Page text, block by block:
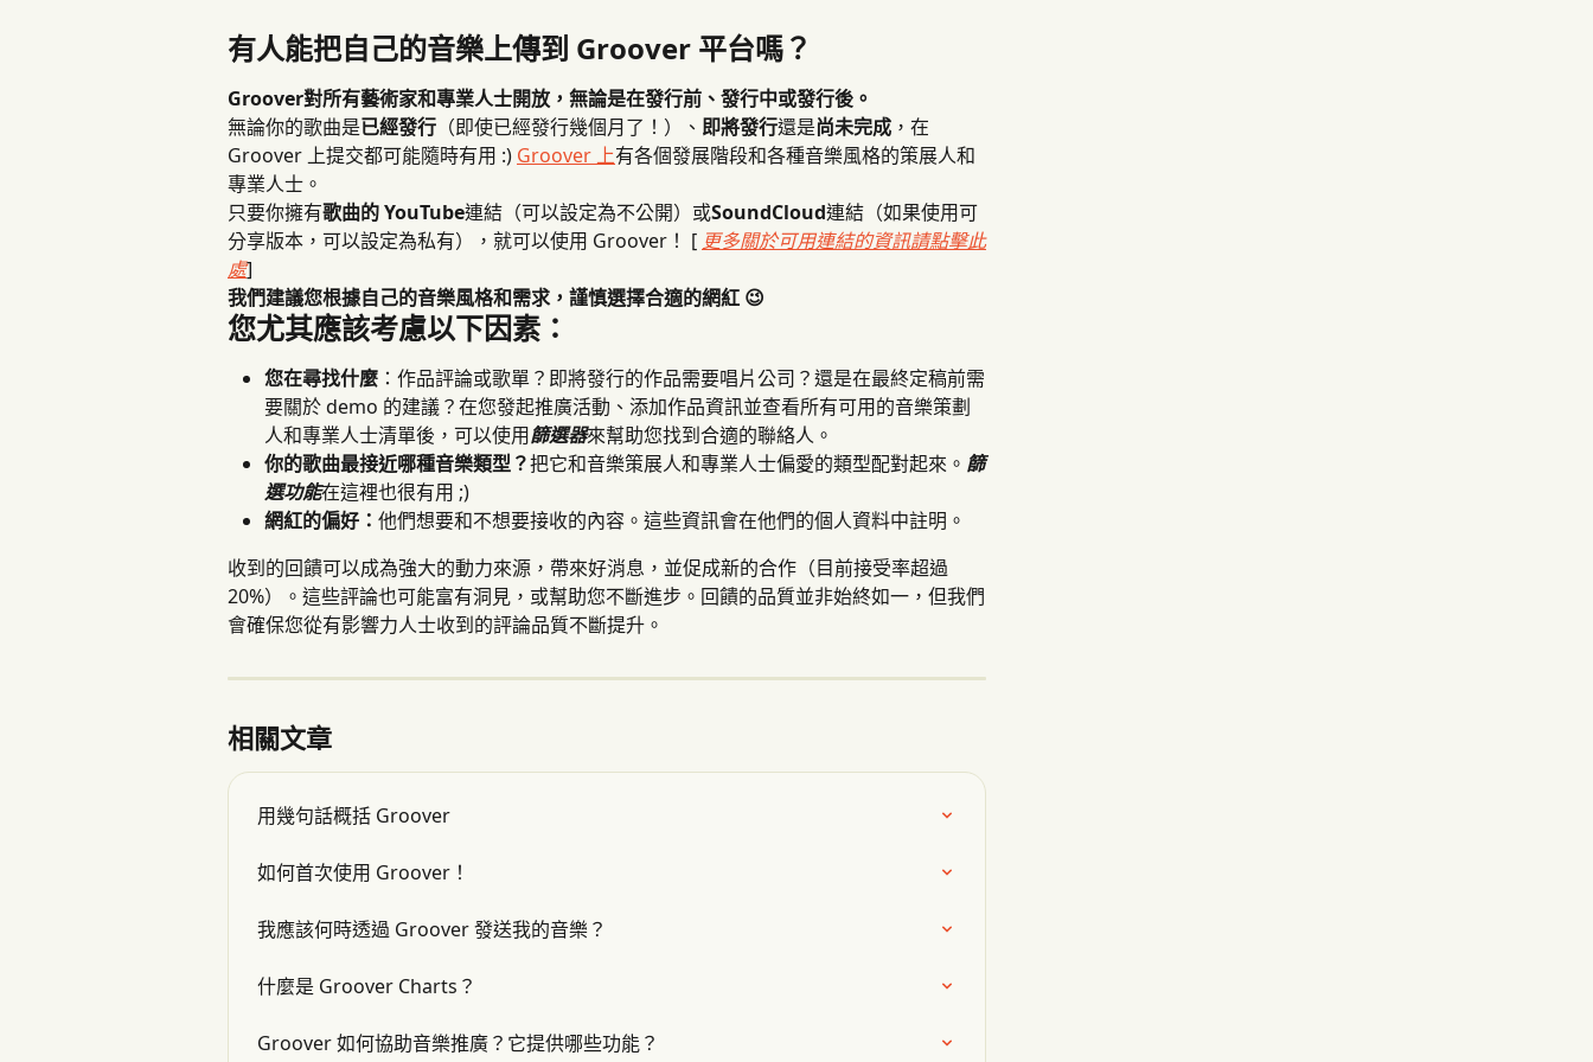
有人能把自己的音樂上傳到 Groover 平台嗎？
Groover對所有藝術家和專業人士開放，無論是在發行前、發行中或發行後。
無論你的歌曲是已經發行 （即使已經發行幾個月了！）、 即將發行還是尚未完成 ，在
Groover 上提交都可能隨時有用 :) Groover 上有各個發展階段和各種音樂風格的策展人和
專業人士。
只要你擁有歌曲的 YouTube連結（可以設定為不公開）或SoundCloud連結（如果使用可
分享版本，可以設定為私有），就可以使用 Groover！ [ 更多關於可用連結的資訊請點擊此
處]
我們建議您根據自己的音樂風格和需求，謹慎選擇合適的網紅 😉
您尤其應該考慮以下因素：
您在尋找什麼 ：作品評論或歌單？即將發行的作品需要唱片公司？還是在最終定稿前需
要關於 demo 的建議？在您發起推廣活動、添加作品資訊並查看所有可用的音樂策劃
人和專業人士清單後，可以使用篩選器來幫助您找到合適的聯絡人。
你的歌曲最接近哪種音樂類型？把它和音樂策展人和專業人士偏愛的類型配對起來。 篩
選功能在這裡也很有用 ;)
網紅的偏好： 他們想要和不想要接收的內容。這些資訊會在他們的個人資料中註明。
收到的回饋可以成為強大的動力來源，帶來好消息，並促成新的合作（目前接受率超過
20%）。這些評論也可能富有洞見，或幫助您不斷進步。回饋的品質並非始終如一，但我們
會確保您從有影響力人士收到的評論品質不斷提升。
相關文章
用幾句話概括 Groover
如何首次使用 Groover！
我應該何時透過 Groover 發送我的音樂？
什麼是 Groover Charts？
Groover 如何協助音樂推廣？它提供哪些功能？